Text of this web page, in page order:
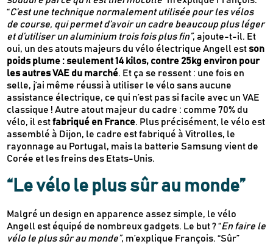
“C’est une technique normalement utilisée pour les vélos
de course, qui permet d’avoir un cadre beaucoup plus léger
et d’utiliser un aluminium trois fois plus fin”, ajoute-t-il. Et
oui, un des atouts majeurs du vélo électrique Angell estson
poids plume : seulement 14 kilos, contre 25kg environ pour
les autres VAE du marché. Et ça se ressent : une fois en
selle, j’ai même réussi à utiliser le vélo sans aucune
assistance électrique, ce qui n’est pas si facile avec un VAE
classique ! Autre atout majeur du cadre : comme 70% du
vélo, il estfabriqué en France. Plus précisément, le vélo est
assemblé à Dijon, le cadre est fabriqué à Vitrolles, le
rayonnage au Portugal, mais la batterie Samsung vient de
Corée et les freins des Etats-Unis.
“Le vélo le plus sûr au monde”
Malgré un design en apparence assez simple, le vélo
Angell est équipé de nombreux gadgets. Le but ? “En faire le
vélo le plus sûr au monde”, m’explique François. “Sûr”